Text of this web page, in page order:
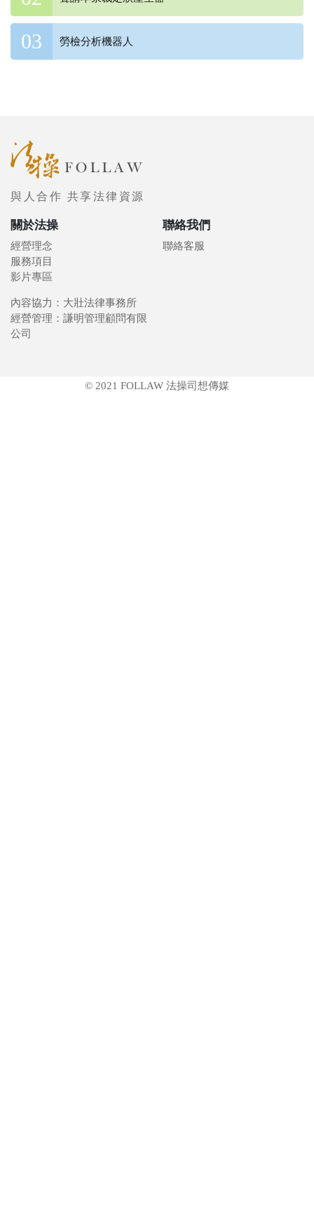
勞檢分析機器人
與人合作 共享法律資源
關於法操
經營理念
服務項目
影片專區
聯絡我們
聯絡客服
內容協力：大壯法律事務所
經營管理：謙明管理顧問有限
公司
© 2021 FOLLAW 法操司想傳媒